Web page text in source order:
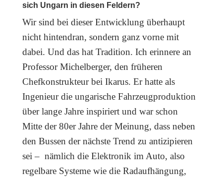
sich Ungarn in diesen Feldern?
Wir sind bei dieser Entwicklung überhaupt
nicht hintendran, sondern ganz vorne mit
dabei. Und das hat Tradition. Ich erinnere an
Professor Michelberger, den früheren
Chefkonstrukteur bei Ikarus. Er hatte als
Ingenieur die ungarische Fahrzeugproduktion
über lange Jahre inspiriert und war schon
Mitte der 80er Jahre der Meinung, dass neben
den Bussen der nächste Trend zu antizipieren
sei – nämlich die Elektronik im Auto, also
regelbare Systeme wie die Radaufhängung,